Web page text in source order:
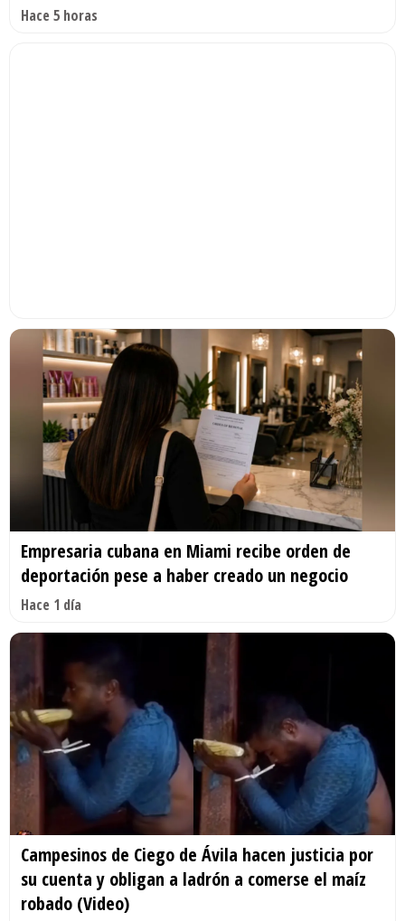
Hace 5 horas
Empresaria cubana en Miami recibe orden de
deportación pese a haber creado un negocio
Hace 1 día
Campesinos de Ciego de Ávila hacen justicia por
su cuenta y obligan a ladrón a comerse el maíz
robado (Video)